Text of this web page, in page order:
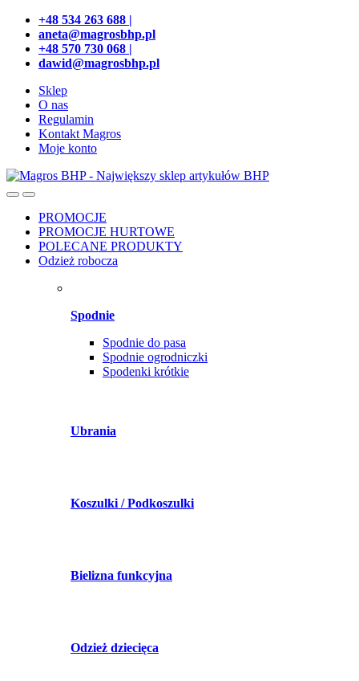
Przejdź
nawigacji
Przeskocz
treści
+48 534 263 688 |
aneta@magrosbhp.pl
+48 570 730 068 |
dawid@magrosbhp.pl
Sklep
O nas
Regulamin
Kontakt Magros
Moje konto
PROMOCJE
PROMOCJE HURTOWE
POLECANE PRODUKTY
Odzież robocza
Spodnie
Spodnie do pasa
Spodnie ogrodniczki
Spodenki krótkie
Ubrania
Koszulki / Podkoszulki
Bielizna funkcyjna
Odzież dziecięca